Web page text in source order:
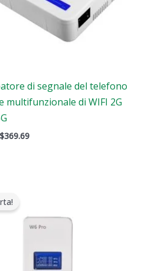
di segnale del telefono
multifunzionale di WIFI 2G
$369.69
$139.00.
è:
$89.99.